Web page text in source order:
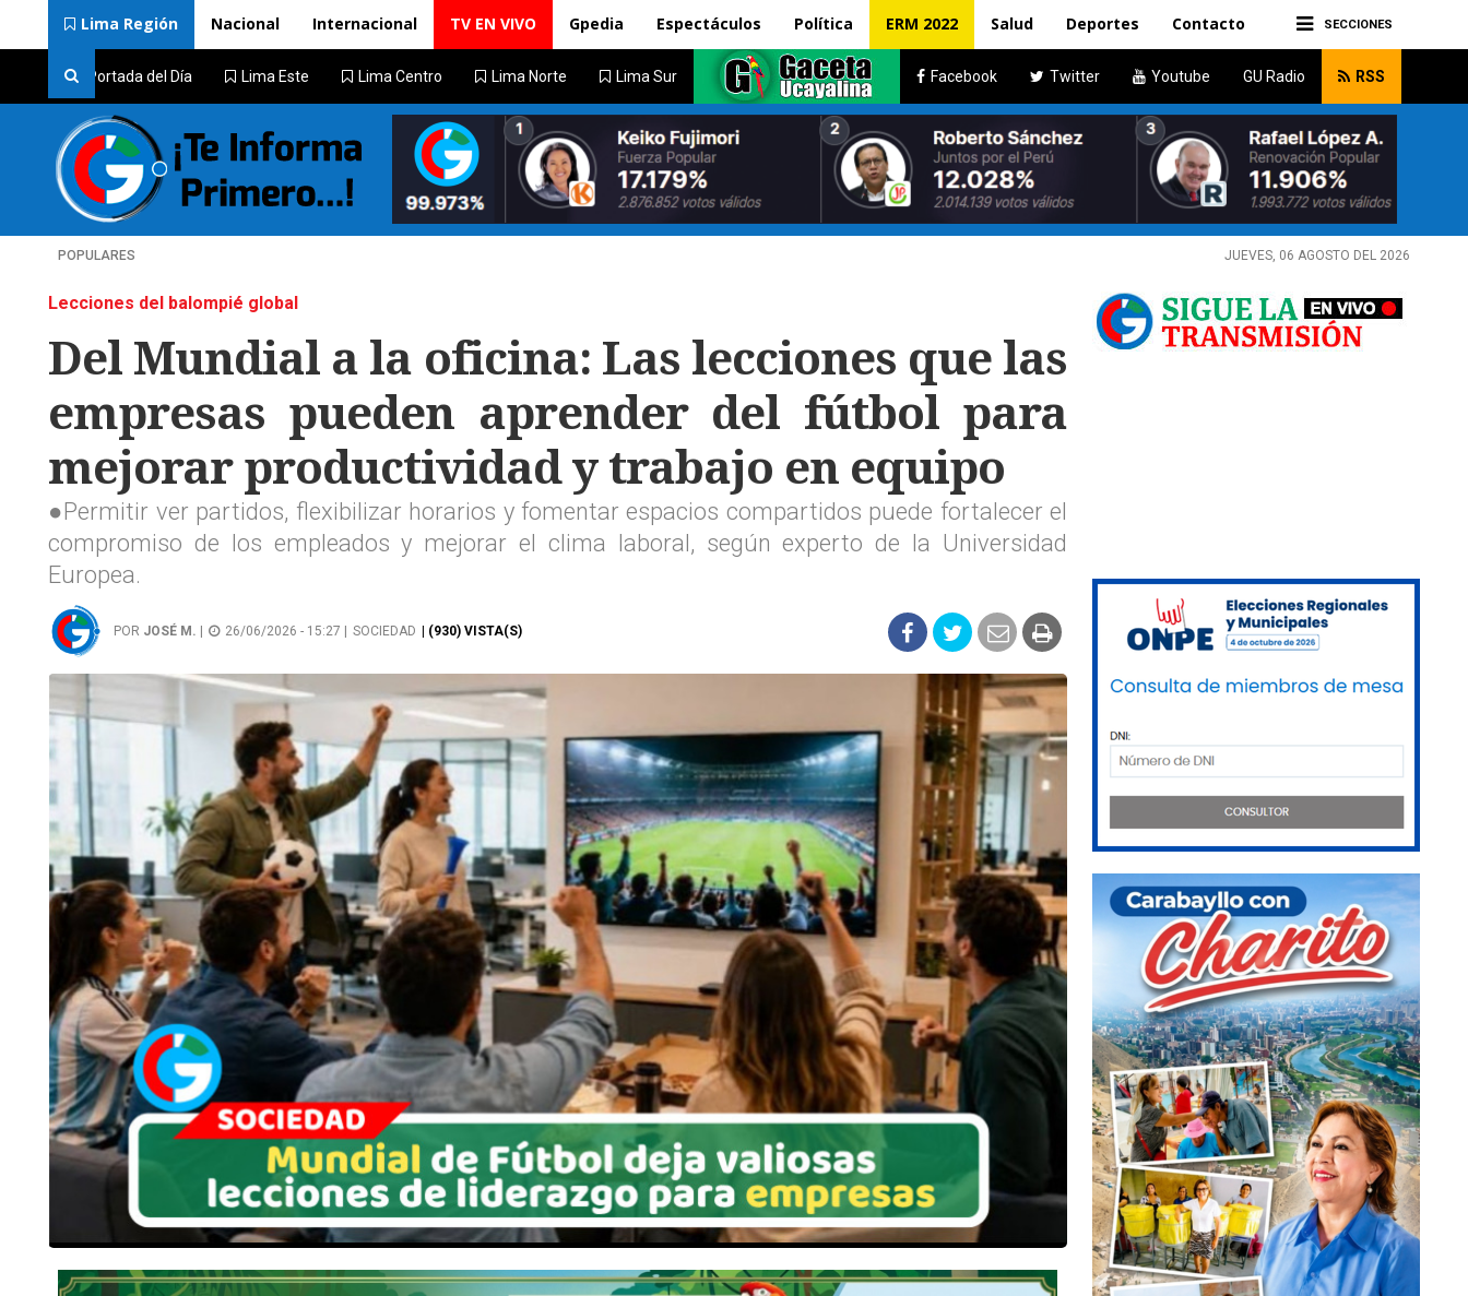
SECCIONES
Lima Región Nacional Internacional TV EN VIVO Gpedia Espectáculos Política ERM 2022 Salud Deportes Contacto
Portada del Día Lima Este Lima Centro Lima Norte Lima Sur Facebook Twitter Youtube GU Radio RSS
POPULARES JUEVES, 06 AGOSTO DEL 2026
Lecciones del balompié global
Del Mundial a la oficina: Las lecciones que las
empresas pueden aprender del fútbol para
mejorar productividad y trabajo en equipo
●Permitir ver partidos, flexibilizar horarios y fomentar espacios compartidos puede fortalecer el
compromiso de los empleados y mejorar el clima laboral, según experto de la Universidad
Europea.
POR JOSÉ M. 26/06/2026 - 15:27 | SOCIEDAD | (930) VISTA(S)